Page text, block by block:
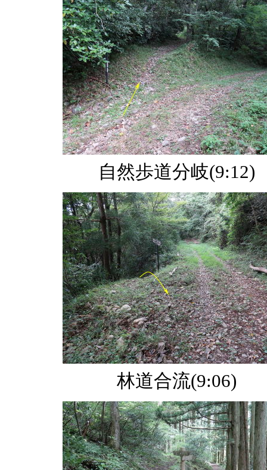
自然歩道分岐(9:12)
林道合流(9:06)